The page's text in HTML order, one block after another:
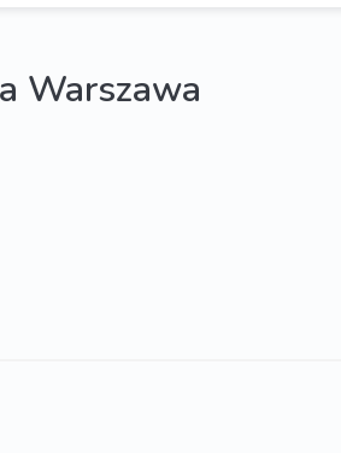
Warszawa